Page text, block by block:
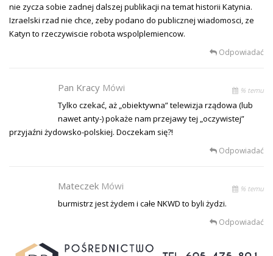
nie zycza sobie zadnej dalszej publikacji na temat historii Katynia.
Izraelski rzad nie chce, zeby podano do publicznej wiadomosci, ze
Katyn to rzeczywiscie robota wspolplemiencow.
Odpowiadać
Pan Kracy Mówi % temu
Tylko czekać, aż „obiektywna” telewizja rządowa (lub
nawet anty-) pokaże nam przejawy tej „oczywistej”
przyjaźni żydowsko-polskiej. Doczekam się?!
Odpowiadać
Mateczek Mówi % temu
burmistrz jest żydem i całe NKWD to byli żydzi.
Odpowiadać